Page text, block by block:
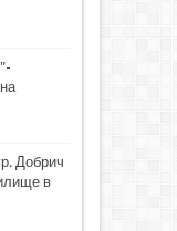
Добрич
в